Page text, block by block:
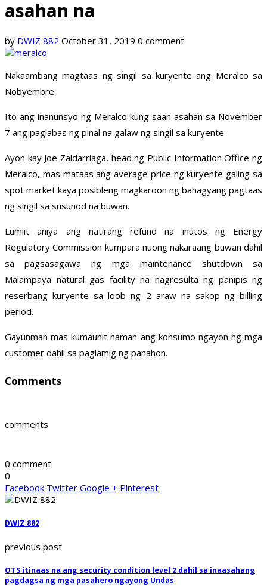
asahan na
by DWIZ 882 October 31, 2019 0 comment
Nakaambang magtaas ng singil sa kuryente ang Meralco sa
Nobyembre.
Ito ang inanunsyo ng Meralco kung saan asahan sa November
7 ang paglabas ng pinal na galaw ng singil sa kuryente.
Ayon kay Joe Zaldarriaga, head ng Public Information Office ng
Meralco, mas mataas ang average price ng kuryente galing sa
spot market kaya posibleng magkaroon ng bahagyang pagtaas
ng singil sa susunod na buwan.
Lumiit aniya ang natirang refund na inutos ng Energy
Regulatory Commission kumpara nuong nakaraang buwan dahil
sa pagsasagawa ng mga maintenance shutdown sa
Malampaya natural gas facility na nagresulta ng panipis ng
reserbang kuryente sa loob ng 2 araw na sakop ng billing
period.
Gayunman mas kumaunit naman ang konsumo ngayon ng mga
customer dahil sa paglamig ng panahon.
Comments
comments
0 comment
0
Facebook Twitter Google + Pinterest
DWIZ 882
previous post
OTS itinaas na ang security condition level 2 dahil sa inaasahang
pagdagsa ng mga pasahero ngayong Undas